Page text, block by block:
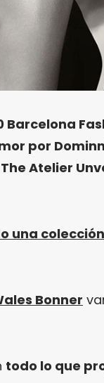
Barcelona
por
Atelier
una
Bonner
todo lo que